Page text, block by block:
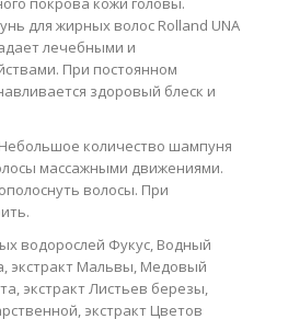
для жирных волос Rolland UNA
лечебными и
При постоянном
здоровый блеск и
Небольшое количество шампуня
массажными движениями.
волосы. При
водорослей Фукус, Водный
экстракт Мальвы, Медовый
экстракт Листьев березы,
экстракт Цветов